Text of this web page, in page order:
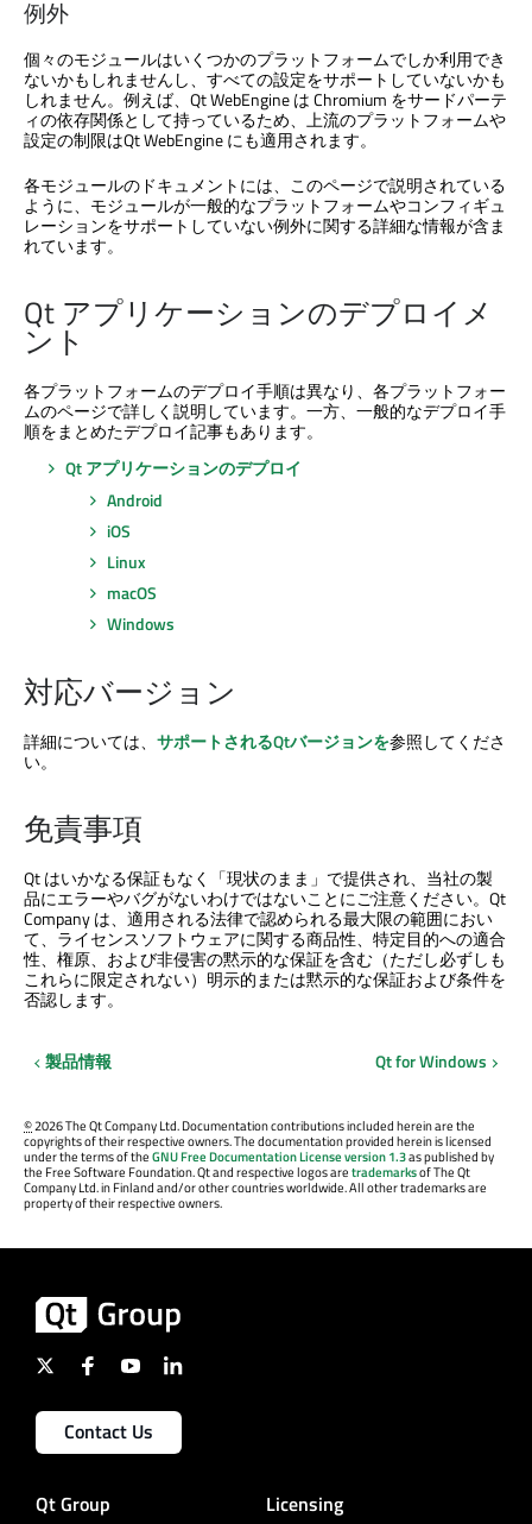
例外
個々のモジュールはいくつかのプラットフォームでしか利用でき
ないかもしれませんし、すべての設定をサポートしていないかも
しれません。例えば、 Qt WebEngineは Chromium をサードパーテ
ィの依存関係として持っているため、上流のプラットフォームや
設定の制限はQt WebEngineにも適用されます。
各モジュールのドキュメントには、このページで説明されている
ように、モジュールが一般的なプラットフォームやコンフィギュ
レーションをサポートしていない例外に関する詳細な情報が含ま
れています。
Qt アプリケーションのデプロイメ
ント
各プラットフォームのデプロイ手順は異なり、各プラットフォー
ムのページで詳しく説明しています。一方、一般的なデプロイ手
順をまとめたデプロイ記事もあります。
Qt アプリケーションのデプロイ
Android
iOS
Linux
macOS
Windows
対応バージョン
詳細については、 サポートされるQtバージョンを参照してくださ
い。
免責事項
Qt はいかなる保証もなく「現状のまま」で提供され、当社の製
品にエラーやバグがないわけではないことにご注意ください。Qt
Company は、適用される法律で認められる最大限の範囲におい
て、ライセンスソフトウェアに関する商品性、特定目的への適合
性、権原、および非侵害の黙示的な保証を含む（ただし必ずしも
これらに限定されない）明示的または黙示的な保証および条件を
否認します。
製品情報 Qt for Windows
©2026 The Qt Company Ltd. Documentation contributions included herein are the
copyrights of their respective owners. The documentation provided herein is licensed
under the terms of theGNU Free Documentation License version 1.3as published by
the Free Software Foundation. Qt and respective logos aretrademarksof The Qt
Company Ltd. in Finland and/or other countries worldwide. All other trademarks are
property of their respective owners.
Contact Us
Qt Group Licensing